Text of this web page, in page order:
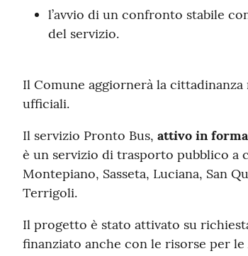
l’avvio di un confronto stabile
del servizio.
Il Comune aggiornerà la
ufficiali.
Il servizio Pronto Bus, attivo in
è un servizio di trasporto pubblico a
Montepiano, Sasseta, Luciana, San
Terrigoli.
Il progetto è stato attivato su
finanziato anche con le risorse per